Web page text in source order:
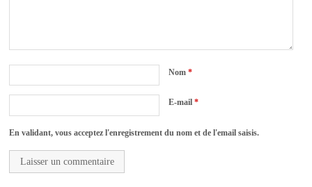
Nom*
E-mail*
En validant, vous acceptez l'enregistrement du nom et de l'email saisis.